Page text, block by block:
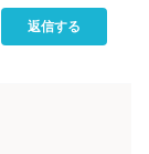
返信する